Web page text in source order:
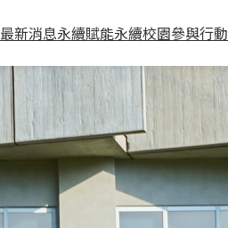
最新消息永續賦能永續校園參與行動